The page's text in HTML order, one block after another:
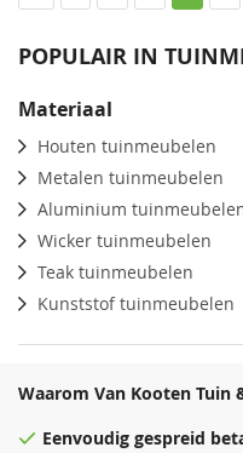
POPULAIR IN
Materiaal
Houten tuinmeubelen
Metalen tuinmeubelen
Aluminium
Wicker tuinmeubelen
Teak tuinmeubelen
Kunststof tuinmeubelen
Waarom Van Kooten Tuin
Eenvoudig gespreid